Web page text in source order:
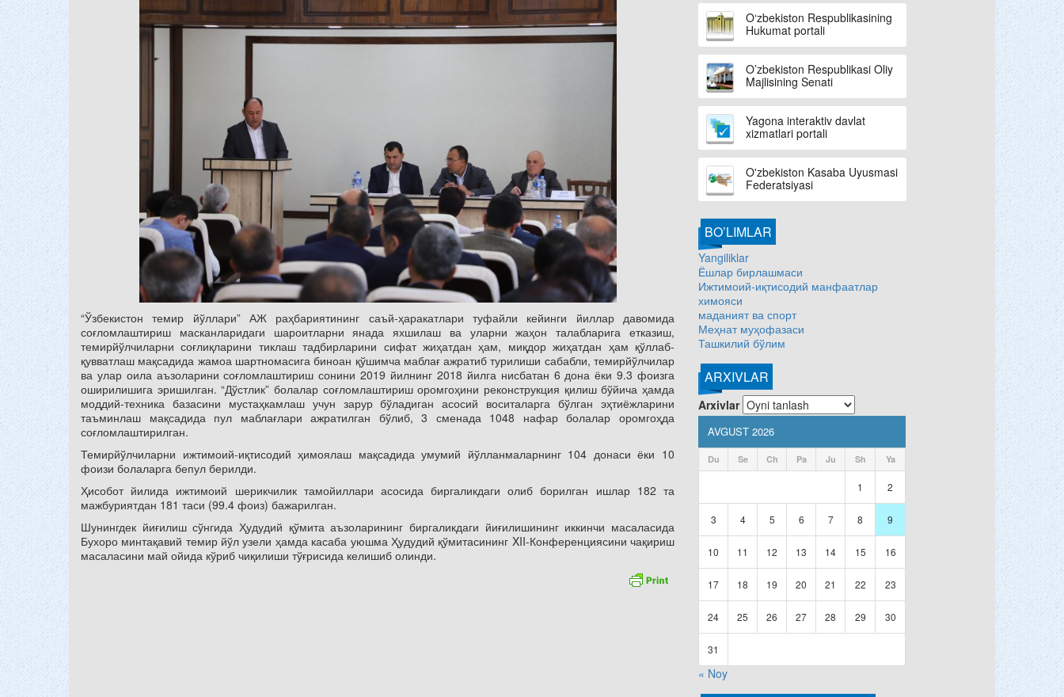
“Ўзбекистон темир йўллари” АЖ раҳбариятининг саъй-ҳаракатлари туфайли кейинги йиллар давомида
соғломлаштириш масканларидаги шароитларни янада яхшилаш ва уларни жаҳон талабларига етказиш,
темирйўлчиларни соғлиқларини тиклаш тадбирларини сифат жиҳатдан ҳам, миқдор жиҳатдан ҳам қўллаб-
қувватлаш мақсадида жамоа шартномасига биноан қўшимча маблағ ажратиб турилиши сабабли, темирйўлчилар
ва улар оила аъзоларини соғломлаштириш сонини 2019 йилнинг 2018 йилга нисбатан 6 дона ёки 9.3 фоизга
оширилишига эришилган. “Дўстлик” болалар соғломлаштириш оромгоҳини реконструкция қилиш бўйича ҳамда
моддий-техника базасини мустаҳкамлаш учун зарур бўладиган асосий воситаларга бўлган эҳтиёжларини
таъминлаш мақсадида пул маблағлари ажратилган бўлиб, 3 сменада 1048 нафар болалар оромгоҳда
соғломлаштирилган.
Темирйўлчиларни ижтимоий-иқтисодий ҳимоялаш мақсадида умумий йўлланмаларнинг 104 донаси ёки 10
фоизи болаларга бепул берилди.
Ҳисобот йилида ижтимоий шерикчилик тамойиллари асосида биргаликдаги олиб борилган ишлар 182 та
мажбуриятдан 181 таси (99.4 фоиз) бажарилган.
Шунингдек йиғилиш сўнгида Ҳудудий қўмита аъзоларининг биргаликдаги йиғилишининг иккинчи масаласида
Бухоро минтақавий темир йўл узели ҳамда касаба уюшма Ҳудудий қўмитасининг XII-Конференциясини чақириш
масаласини май ойида кўриб чиқилиши тўғрисида келишиб олинди.
O‘zbekiston Respublikasining
Hukumat portali
O’zbekiston Respublikasi Oliy
Majlisining Senati
Yagona interaktiv davlat
xizmatlari portali
O'zbekiston Kasaba Uyusmasi
Federatsiyasi
BO’LIMLAR
Yangiliklar
Ёшлар бирлашмаси
Ижтимоий-иқтисодий манфаатлар
химояси
маданият ва спорт
Меҳнат муҳофазаси
Ташкилий бўлим
ARXIVLAR
Arxivlar
AVGUST 2026
Du Se Ch Pa Ju Sh Ya
1 2
3 4 5 6 7 8 9
10 11 12 13 14 15 16
17 18 19 20 21 22 23
24 25 26 27 28 29 30
31
« Noy